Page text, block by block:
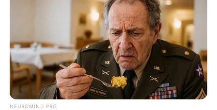
NEUROMIND PRO